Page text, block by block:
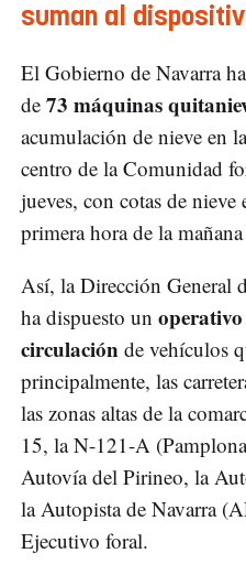
suman al
El Gobierno de Navarra
de 73 máquinas
acumulación de nieve en
centro de la Comunidad
jueves, con cotas de
primera hora de la
Así, la Dirección General
ha dispuesto un
circulación de vehículos
principalmente, las
las zonas altas de la
15, la N-121-A
Autovía del Pirineo, la
la Autopista de Navarra
Ejecutivo foral.